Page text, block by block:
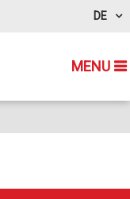
MENU
DE